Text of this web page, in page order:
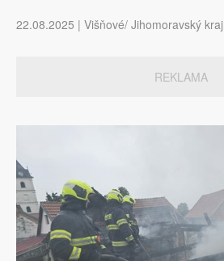
22.08.2025 | Višňové/ Jihomoravský kraj
REKLAMA